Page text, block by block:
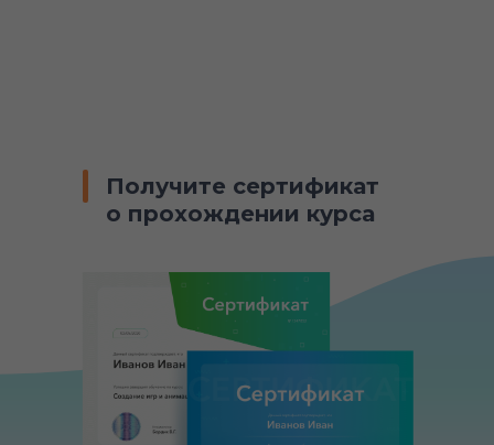
Получите сертификат
о прохождении курса